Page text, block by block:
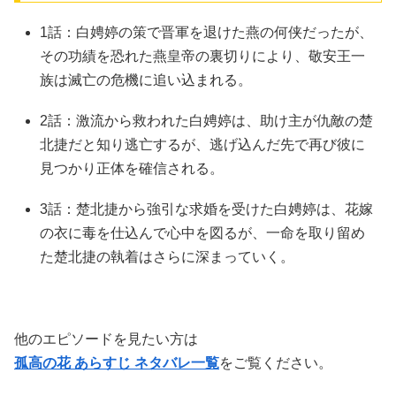
1話：白娉婷の策で晋軍を退けた燕の何侠だったが、
その功績を恐れた燕皇帝の裏切りにより、敬安王一
族は滅亡の危機に追い込まれる。
2話：激流から救われた白娉婷は、助け主が仇敵の楚
北捷だと知り逃亡するが、逃げ込んだ先で再び彼に
見つかり正体を確信される。
3話：楚北捷から強引な求婚を受けた白娉婷は、花嫁
の衣に毒を仕込んで心中を図るが、一命を取り留め
た楚北捷の執着はさらに深まっていく。
他のエピソードを見たい方は
孤高の花 あらすじ ネタバレ一覧をご覧ください。